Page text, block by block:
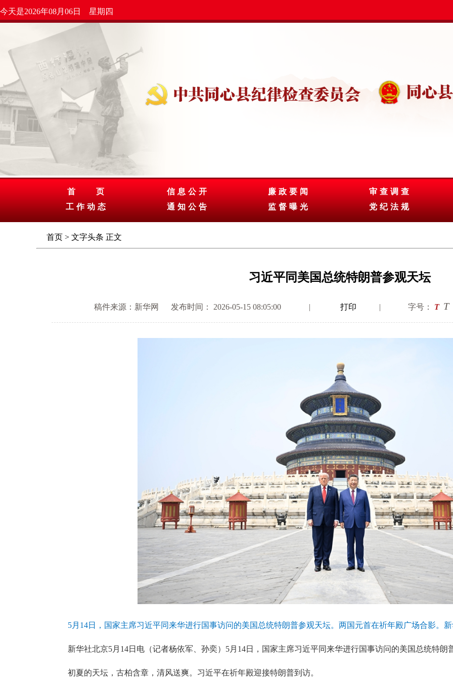
今天是2026年08月06日 星期四
首 页
工作动态
信息公开
通知公告
廉政要闻
监督曝光
审查调查
党纪法规
首页 > 文字头条 正文
习近平同美国总统特朗普参观天坛
稿件来源：新华网 发布时间： 2026-05-15 08:05:00 | 打印 | 字号： T T
5月14日，国家主席习近平同来华进行国事访问的美国总统特朗普参观天坛。两国元首在祈年殿广场合影。
新华社北京5月14日电（记者杨依军、孙奕）5月14日，国家主席习近平同来华进行国事访问的美国总统特朗
初夏的天坛，古柏含章，清风送爽。习近平在祈年殿迎接特朗普到访。